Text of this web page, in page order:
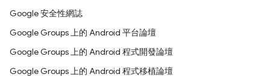
Google 安全性網誌
Google Groups 上的 Android 平台論壇
Google Groups 上的 Android 程式開發論壇
Google Groups 上的 Android 程式移植論壇